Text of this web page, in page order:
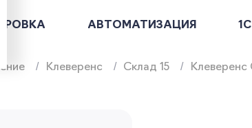
АВТОМАТИЗАЦИЯ 1С
Клеверенс Склад 15